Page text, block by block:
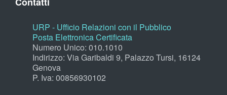
URP - Ufficio Relazioni con il Pubblico
Posta Elettronica Certificata
Numero Unico: 010.1010
Indirizzo: Via Garibaldi 9, Palazzo Tursi, 16124
Genova
P. Iva: 00856930102